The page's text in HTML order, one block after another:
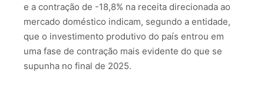
e a contração de -18,8% na receita direcionada ao
mercado doméstico indicam, segundo a entidade,
que o investimento produtivo do país entrou em
uma fase de contração mais evidente do que se
supunha no final de 2025.